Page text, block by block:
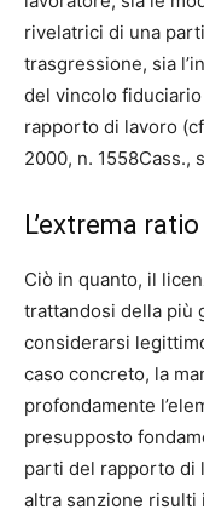
rivelatrici di una
trasgressione, sia
del vincolo
rapporto di lavoro
2000, n. 1558Cass.,
L’extrema ratio
Ciò in quanto, il
trattandosi della più
considerarsi
caso concreto, la
profondamente
presupposto
parti del rapporto di
altra sanzione risulti